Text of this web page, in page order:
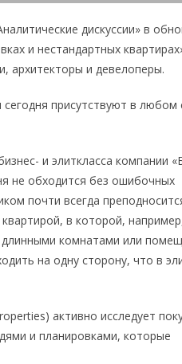
дискуссии» в
и нестандартных
архитекторы и девелоперы.
присутствуют в любом
и элиткласса компании
не обходится без ошибочных
почти всегда
в которой,
длинными комнатами или
на одну сторону, что в
активно исследует
и планировками, которые